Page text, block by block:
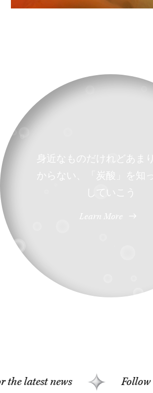
身近なものだけれどあま
からない、「炭酸」を知
していこう
Learn More
news Follow us for